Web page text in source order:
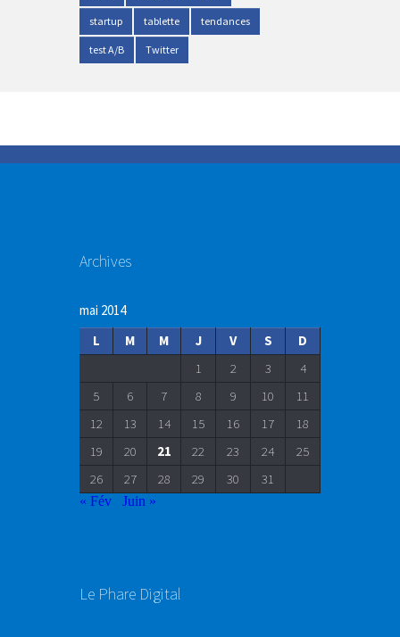
startup tablette tendances
test A/B Twitter
Archives
mai 2014
L
M M J V S
D
1
2 3
4
5
6 7 8 9 10
11
12
13 14 15 16 17
18
19
20 21 22 23 24
25
26
27 28 29 30 31
« Fév Juin »
Le Phare Digital